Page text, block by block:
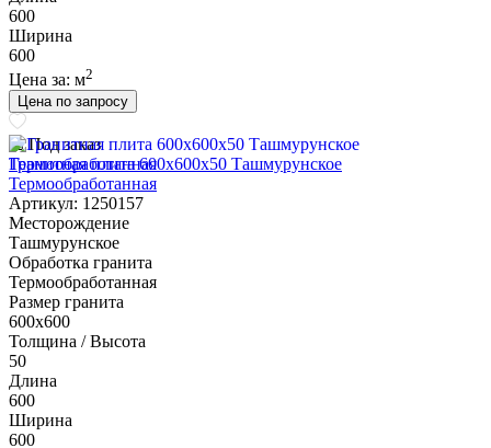
600
Ширина
600
Цена за: м2
Цена по запросу
Под заказ
Гранитная плита 600х600x50 Ташмурунское
Термообработанная
Артикул: 1250157
Месторождение
Ташмурунское
Обработка гранита
Термообработанная
Размер гранита
600х600
Толщина / Высота
50
Длина
600
Ширина
600